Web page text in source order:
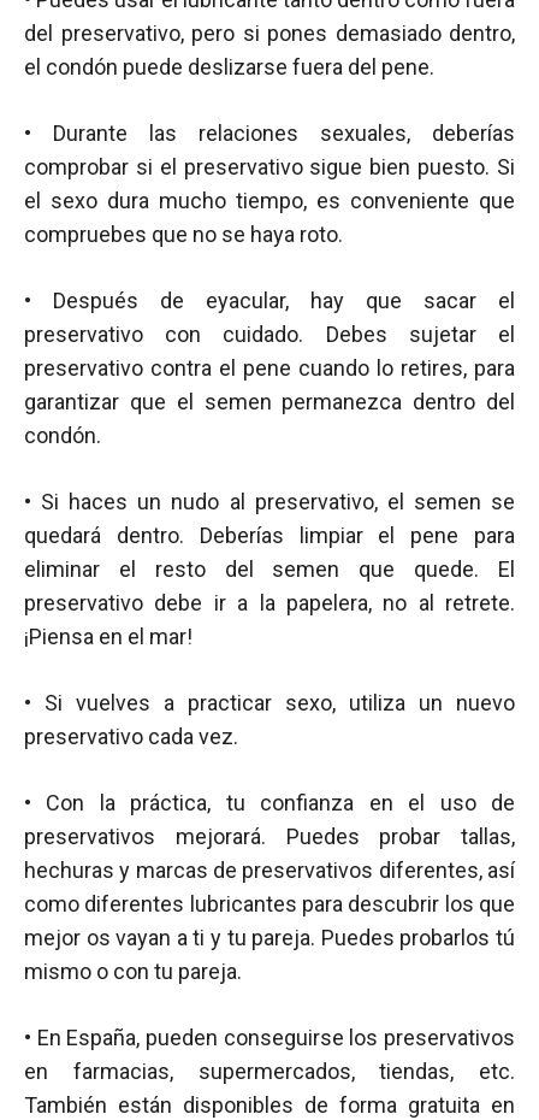
del preservativo, pero si pones demasiado dentro,
el condón puede deslizarse fuera del pene.
• Durante las relaciones sexuales, deberías
comprobar si el preservativo sigue bien puesto. Si
el sexo dura mucho tiempo, es conveniente que
compruebes que no se haya roto.
• Después de eyacular, hay que sacar el
preservativo con cuidado. Debes sujetar el
preservativo contra el pene cuando lo retires, para
garantizar que el semen permanezca dentro del
condón.
• Si haces un nudo al preservativo, el semen se
quedará dentro. Deberías limpiar el pene para
eliminar el resto del semen que quede. El
preservativo debe ir a la papelera, no al retrete.
¡Piensa en el mar!
• Si vuelves a practicar sexo, utiliza un nuevo
preservativo cada vez.
• Con la práctica, tu confianza en el uso de
preservativos mejorará. Puedes probar tallas,
hechuras y marcas de preservativos diferentes, así
como diferentes lubricantes para descubrir los que
mejor os vayan a ti y tu pareja. Puedes probarlos tú
mismo o con tu pareja.
• En España, pueden conseguirse los preservativos
en farmacias, supermercados, tiendas, etc.
También están disponibles de forma gratuita en